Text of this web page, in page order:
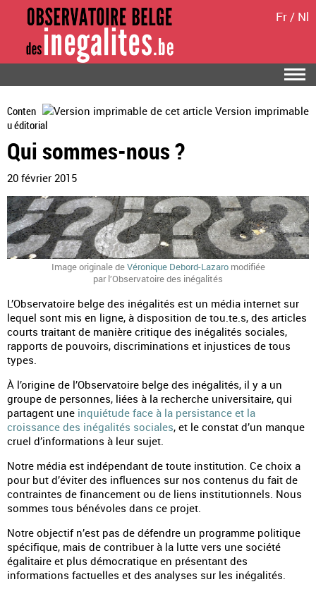
Fr/ Nl
Version imprimable
Conten
u éditorial
Qui sommes-nous ?
20 février 2015
Image originale deVéronique Debord-Lazaromodifiée
par l’Observatoire des inégalités
L’Observatoire belge des inégalités est un média internet sur
lequel sont mis en ligne, à disposition de tou.te.s, des articles
courts traitant de manière critique des inégalités sociales,
rapports de pouvoirs, discriminations et injustices de tous
types.
À l’origine de l’Observatoire belge des inégalités, il y a un
groupe de personnes, liées à la recherche universitaire, qui
partagent une inquiétude face à la persistance et la
croissance des inégalités sociales, et le constat d’un manque
cruel d’informations à leur sujet.
Notre média est indépendant de toute institution. Ce choix a
pour but d’éviter des influences sur nos contenus du fait de
contraintes de financement ou de liens institutionnels. Nous
sommes tous bénévoles dans ce projet.
Notre objectif n’est pas de défendre un programme politique
spécifique, mais de contribuer à la lutte vers une société
égalitaire et plus démocratique en présentant des
informations factuelles et des analyses sur les inégalités.